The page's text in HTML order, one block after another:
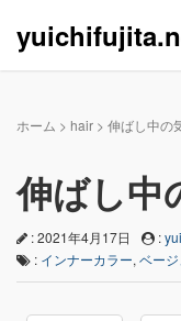
ホーム > hair > 伸ばし中の
伸ばし中
: 2021年4月17日 :
: インナーカラー, ベージ